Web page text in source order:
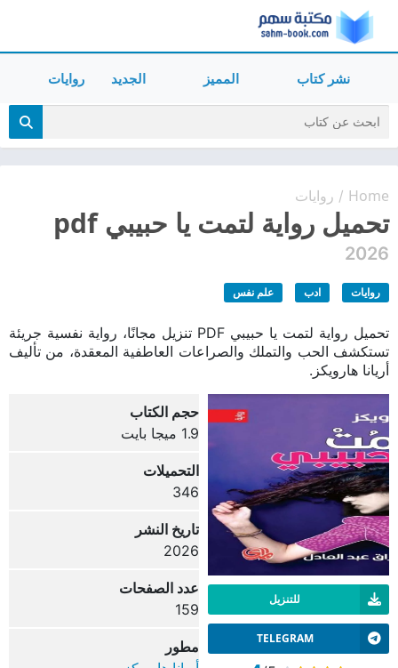
نشر كتاب المميز الجديد روايات
Home
/ روايات
تحميل رواية لتمت يا حبيبي pdf
2026
روايات ادب علم نفس
تحميل رواية لتمت يا حبيبي PDF تنزيل مجانًا، رواية نفسية جريئة
تستكشف الحب والتملك والصراعات العاطفية المعقدة، من تأليف
أريانا هارويكز.
للتنزيل
TELEGRAM
حجم الكتاب
1.9 ميجا بايت
التحميلات
346
تاريخ النشر
2026
عدد الصفحات
159
مطور